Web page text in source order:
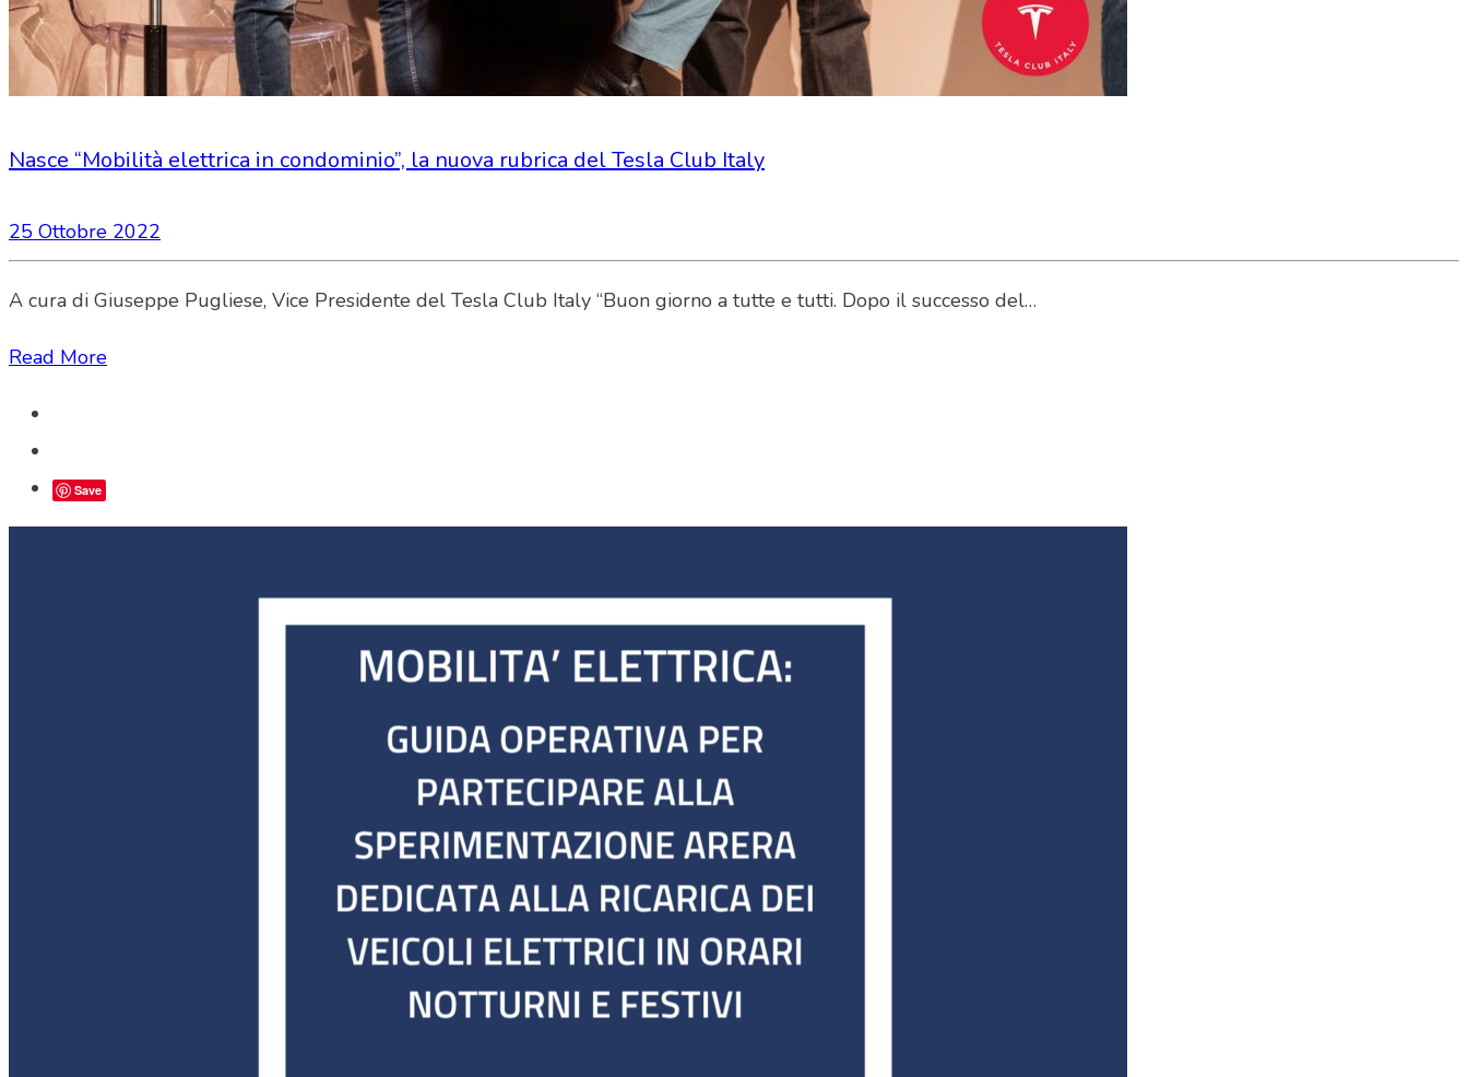
Nasce “Mobilità elettrica in condominio”, la nuova rubrica del Tesla Club Italy
25 Ottobre 2022
A cura di Giuseppe Pugliese, Vice Presidente del Tesla Club Italy “Buon giorno a tutte e tutti. Dopo il successo del…
Read More
Save